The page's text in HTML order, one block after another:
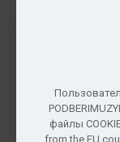
г. Москва,
федеральный
файлы
from the EU